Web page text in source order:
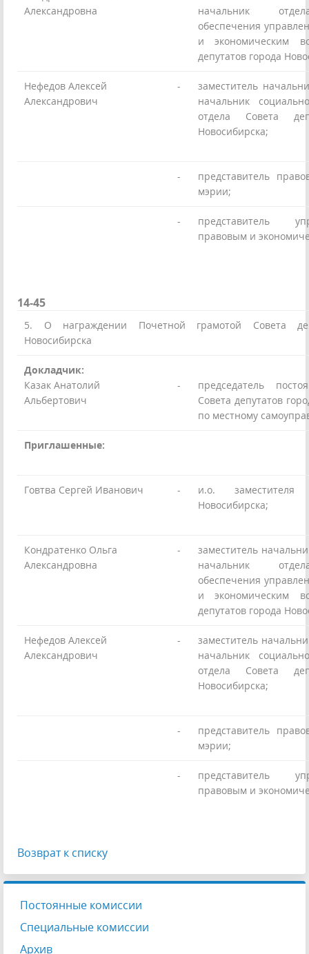
Александровна
начальник
обеспечения
и экономическим
депутатов города
Нефедов Алексей
Александрович
-
заместитель
начальник
отдела Совета
Новосибирска;
-
представитель
мэрии;
-
представитель
правовым и
14-45
5. О награждении Почетной грамотой Совета
Новосибирска
Докладчик:
Казак Анатолий
Альбертович
-
председатель
Совета депутатов
по местному
Приглашенные:
Говтва Сергей Иванович -
и.о.
Новосибирска;
Кондратенко Ольга
Александровна
-
заместитель
начальник
обеспечения
и экономическим
депутатов города
Нефедов Алексей
Александрович
-
заместитель
начальник
отдела Совета
Новосибирска;
-
представитель
мэрии;
-
представитель
правовым и
Возврат к списку
Постоянные комиссии
Специальные комиссии
Архив